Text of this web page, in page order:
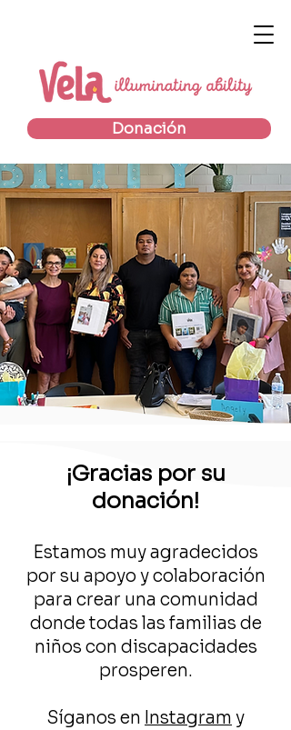
Donación
¡Gracias por su
donación!
Estamos muy agradecidos
por su apoyo y colaboración
para crear una comunidad
donde todas las familias de
niños con discapacidades
prosperen.
Síganos en Instagram y